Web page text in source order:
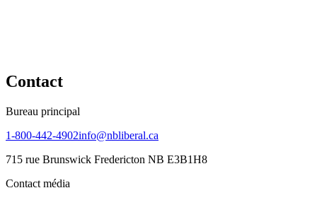
Contact
Bureau principal
1-800-442-4902info@nbliberal.ca
715 rue Brunswick Fredericton NB E3B1H8
Contact média